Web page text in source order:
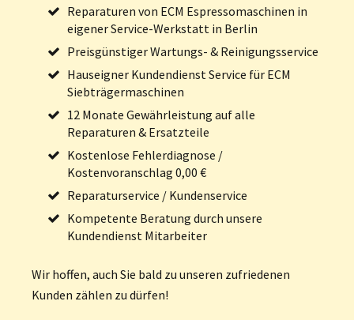
Reparaturen von ECM Espressomaschinen in
eigener Service-Werkstatt in Berlin
Preisgünstiger Wartungs- & Reinigungsservice
Hauseigner Kundendienst Service für ECM
Siebträgermaschinen
12 Monate Gewährleistung auf alle
Reparaturen & Ersatzteile
Kostenlose Fehlerdiagnose /
Kostenvoranschlag 0,00 €
Reparaturservice / Kundenservice
Kompetente Beratung durch unsere
Kundendienst Mitarbeiter
Wir hoffen, auch Sie bald zu unseren zufriedenen
Kunden zählen zu dürfen!